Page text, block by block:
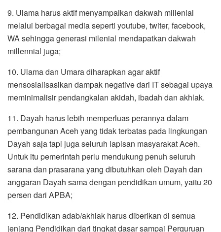
9. Ulama harus aktif menyampaikan dakwah millenial
melalui berbagai media seperti youtube, twiter, facebook,
WA sehingga generasi milenial mendapatkan dakwah
millennial juga;
10. Ulama dan Umara diharapkan agar aktif
mensosialisasikan dampak negative dari IT sebagai upaya
meminimalisir pendangkalan akidah, ibadah dan akhlak.
11. Dayah harus lebih memperluas perannya dalam
pembangunan Aceh yang tidak terbatas pada lingkungan
Dayah saja tapi juga seluruh lapisan masyarakat Aceh.
Untuk itu pemerintah perlu mendukung penuh seluruh
sarana dan prasarana yang dibutuhkan oleh Dayah dan
anggaran Dayah sama dengan pendidikan umum, yaitu 20
persen dari APBA;
12. Pendidikan adab/akhlak harus diberikan di semua
jenjang Pendidikan dari tingkat dasar sampai Perguruan